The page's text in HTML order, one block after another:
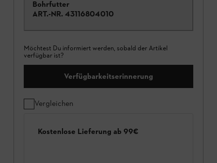
Bohrfutter
ART.-NR. 43116804010
Möchtest Du informiert werden, sobald der Artikel
verfügbar ist?
Verfügbarkeitserinnerung
Vergleichen
Kostenlose Lieferung ab 99€